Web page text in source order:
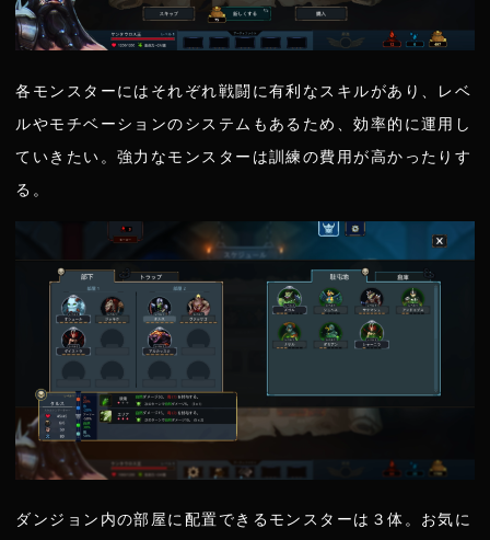
各モンスターにはそれぞれ戦闘に有利なスキルがあり、レベ
ルやモチベーションのシステムもあるため、効率的に運用し
ていきたい。強力なモンスターは訓練の費用が高かったりす
る。
ダンジョン内の部屋に配置できるモンスターは３体。お気に